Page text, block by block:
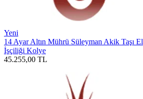
Yeni
14 Ayar Altın Mührü Süleyman Akik Taşı El
İşçiliği Kolye
45.255,00 TL